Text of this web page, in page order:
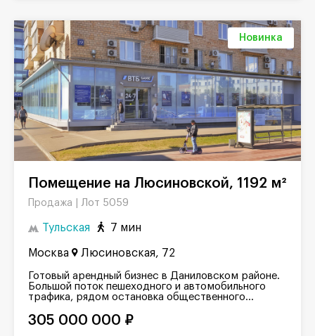
Новинка
Помещение на Люсиновской, 1192 м²
Продажа | Лот 5059
Тульская 7 мин
Москва Люсиновская, 72
Готовый арендный бизнес в Даниловском районе.
Большой поток пешеходного и автомобильного
трафика, рядом остановка общественного...
305 000 000 ₽